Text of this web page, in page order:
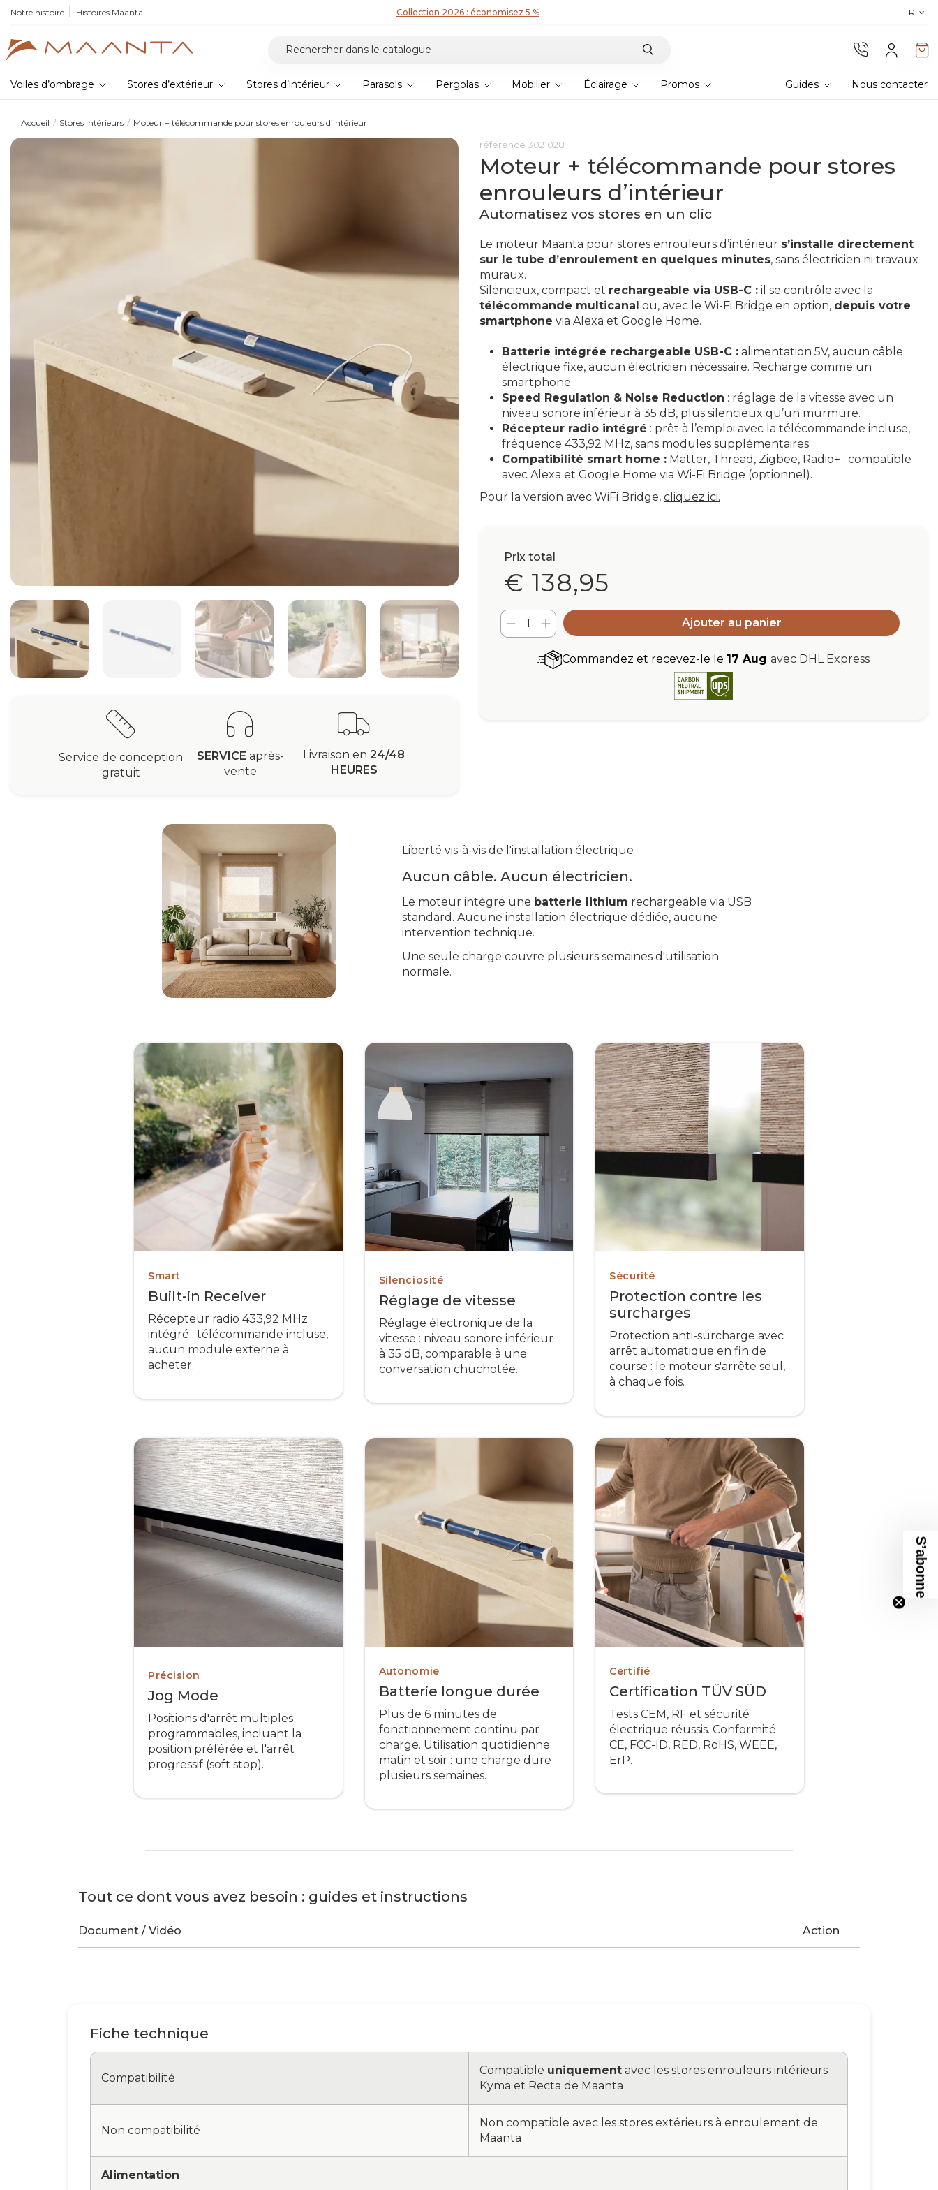
Notre histoire Histoires Maanta
la nouvelle pergola bioclimatique Collection 2026 : économisez 5 % ! Commandez des FR
Voiles d’ombrage Stores d’extérieur Stores d’intérieur Parasols Pergolas Mobilier Éclairage Promos Guides Nous contacter
Accueil Stores intérieurs Moteur + télécommande pour stores enrouleurs d’intérieur
Service de conception
gratuit
SERVICE après-
vente
Livraison en24/48
HEURES
référence 3021028
Moteur + télécommande pour stores
enrouleurs d’intérieur
Automatisez vos stores en un clic
Le moteur Maanta pour stores enrouleurs d’intérieur s’installe directement
sur le tube d’enroulement en quelques minutes, sans électricien ni travaux
muraux.
Silencieux, compact et rechargeable via USB-C : il se contrôle avec la
télécommande multicanal ou, avec le Wi-Fi Bridge en option, depuis votre
smartphone via Alexa et Google Home.
Batterie intégrée rechargeable USB-C : alimentation 5V, aucun câble
électrique fixe, aucun électricien nécessaire. Recharge comme un
smartphone.
Speed Regulation & Noise Reduction : réglage de la vitesse avec un
niveau sonore inférieur à 35 dB, plus silencieux qu’un murmure.
Récepteur radio intégré : prêt à l’emploi avec la télécommande incluse,
fréquence 433,92 MHz, sans modules supplémentaires.
Compatibilité smart home : Matter, Thread, Zigbee, Radio+ : compatible
avec Alexa et Google Home via Wi-Fi Bridge (optionnel).
Pour la version avec WiFi Bridge, cliquez ici.
Prix total
€ 138,95
Ajouter au panier
Commandez et recevez-le le 17 Aug avec DHL Express
Liberté vis-à-vis de l'installation électrique
Aucun câble. Aucun électricien.
Le moteur intègre une batterie lithium rechargeable via USB
standard. Aucune installation électrique dédiée, aucune
intervention technique.
Une seule charge couvre plusieurs semaines d'utilisation
normale.
Smart
Built-in Receiver
Récepteur radio 433,92 MHz
intégré : télécommande incluse,
aucun module externe à
acheter.
Silenciosité
Réglage de vitesse
Réglage électronique de la
vitesse : niveau sonore inférieur
à 35 dB, comparable à une
conversation chuchotée.
Sécurité
Protection contre les
surcharges
Protection anti-surcharge avec
arrêt automatique en fin de
course : le moteur s'arrête seul,
à chaque fois.
Précision
Jog Mode
Positions d'arrêt multiples
programmables, incluant la
position préférée et l'arrêt
progressif (soft stop).
Autonomie
Batterie longue durée
Plus de 6 minutes de
fonctionnement continu par
charge. Utilisation quotidienne
matin et soir : une charge dure
plusieurs semaines.
Certifié
Certification TÜV SÜD
Tests CEM, RF et sécurité
électrique réussis. Conformité
CE, FCC-ID, RED, RoHS, WEEE,
ErP.
Tout ce dont vous avez besoin : guides et instructions
Document / Vidéo Action
Fiche technique
Compatibilité
Compatible uniquement avec les stores enrouleurs intérieurs
Kyma et Recta de Maanta
Non compatibilité
Non compatible avec les stores extérieurs à enroulement de
Maanta
Alimentation
S’abonner